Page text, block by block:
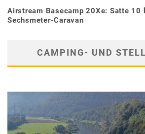
Airstream Basecamp 20Xe: Satte 10
Sechsmeter-Caravan
CAMPING- UND